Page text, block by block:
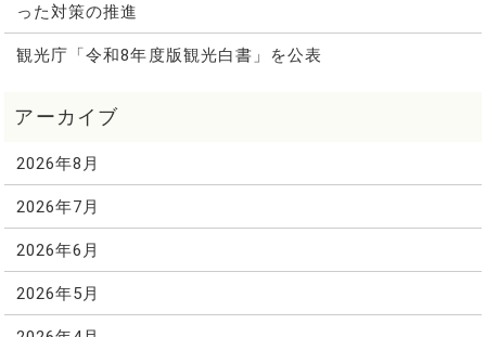
った対策の推進
観光庁「令和8年度版観光白書」を公表
2026年8月
2026年7月
2026年6月
2026年5月